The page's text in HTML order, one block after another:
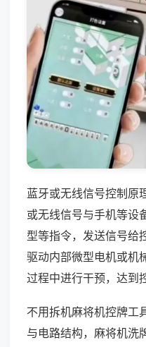
蓝牙或无线信号控制原
或无线信号与手机等设
型等指令，发送信号给
驱动内部微型电机或机
过程中进行干预，达到
不用拆机麻将机控牌工
与电路结构，麻将机洗